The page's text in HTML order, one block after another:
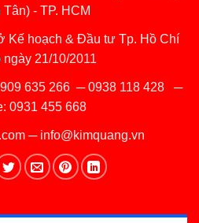
Tân) - TP. HCM
Kế hoạch & Đầu tư Tp. Hồ Chí
ngày 21/10/2011
635 266─0938 118 428─
0931 455 668
─ info@kimquang.vn